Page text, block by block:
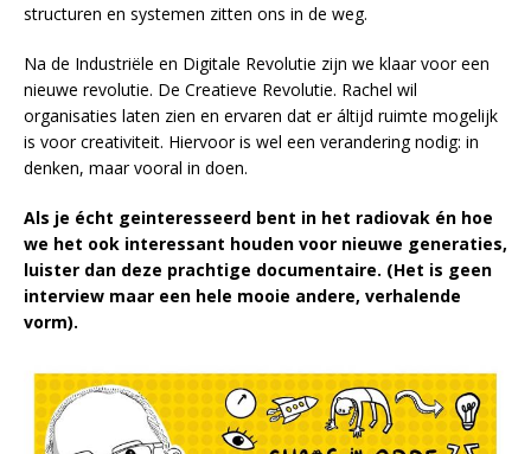
structuren en systemen zitten ons in de weg.
Na de Industriële en Digitale Revolutie zijn we klaar voor een
nieuwe revolutie. De Creatieve Revolutie. Rachel wil
organisaties laten zien en ervaren dat er áltijd ruimte mogelijk
is voor creativiteit. Hiervoor is wel een verandering nodig: in
denken, maar vooral in doen.
Als je écht geinteresseerd bent in het radiovak én hoe
we het ook interessant houden voor nieuwe generaties,
luister dan deze prachtige documentaire. (Het is geen
interview maar een hele mooie andere, verhalende
vorm).